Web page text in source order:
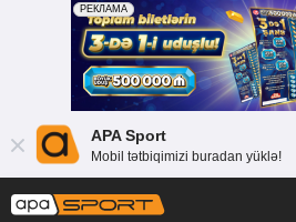
APA Sport
Mobil tətbiqimizi buradan yüklə!